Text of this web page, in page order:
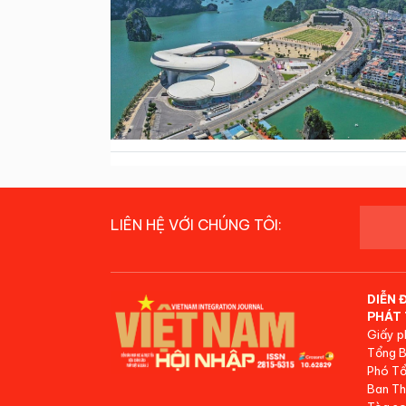
LIÊN HỆ VỚI CHÚNG TÔI:
DIỄN
PHÁT
Giấy
Tổng
Phó
Ban